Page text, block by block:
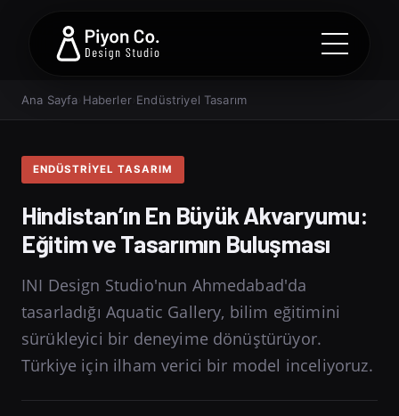
Ana Sayfa Haberler› Endüstriyel Tasarım
ENDÜSTRIYEL TASARIM
Hindistan’ın En Büyük Akvaryumu:
Eğitim ve Tasarımın Buluşması
INI Design Studio'nun Ahmedabad'da
tasarladığı Aquatic Gallery, bilim eğitimini
sürükleyici bir deneyime dönüştürüyor.
Türkiye için ilham verici bir model inceliyoruz.